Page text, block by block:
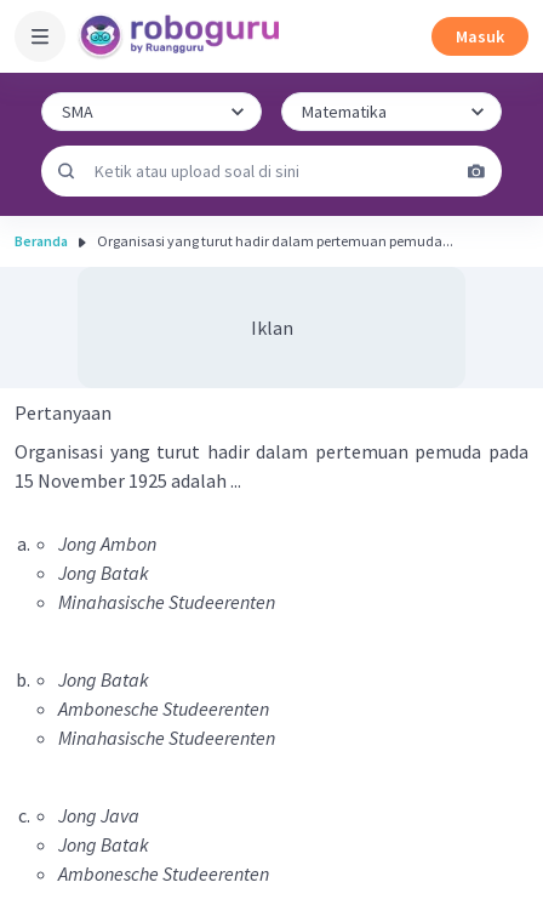
Masuk
Beranda Organisasi yang turut hadir dalam pertemuan pemuda...
Iklan
Pertanyaan
Organisasi yang turut hadir dalam pertemuan pemuda pada
15 November 1925 adalah ...
Jong Ambon
Jong Batak
Minahasische Studeerenten
Jong Batak
Ambonesche Studeerenten
Minahasische Studeerenten
Jong Java
Jong Batak
Ambonesche Studeerenten